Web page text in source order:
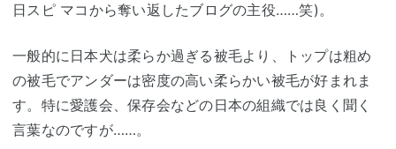
日スピ マコから奪い返したブログの主役……笑)。
一般的に日本犬は柔らか過ぎる被毛より、トップは粗め
の被毛でアンダーは密度の高い柔らかい被毛が好まれま
す。特に愛護会、保存会などの日本の組織では良く聞く
言葉なのですが……。